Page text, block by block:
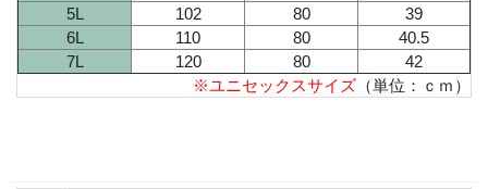
5L
102 80
39
6L
110 80
40.5
7L
120 80
42
※ユニセックスサイズ （単位：ｃｍ）